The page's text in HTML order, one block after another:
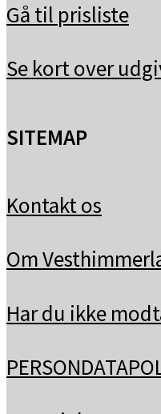
Gå til prisliste
Se kort over
SITEMAP
Kontakt os
Om
Har du ikke